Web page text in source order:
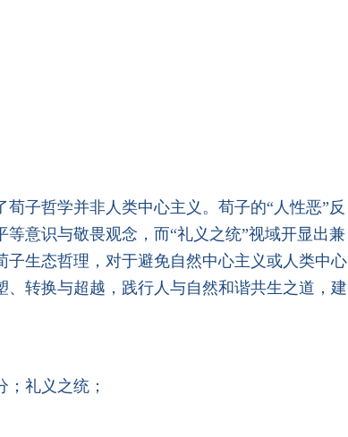
子哲学并非人类中心主义。荀子的“人性恶”反
意识与敬畏观念，而“礼义之统”视域开显出兼
生态哲理，对于避免自然中心主义或人类中心
转换与超越，践行人与自然和谐共生之道，建
礼义之统；